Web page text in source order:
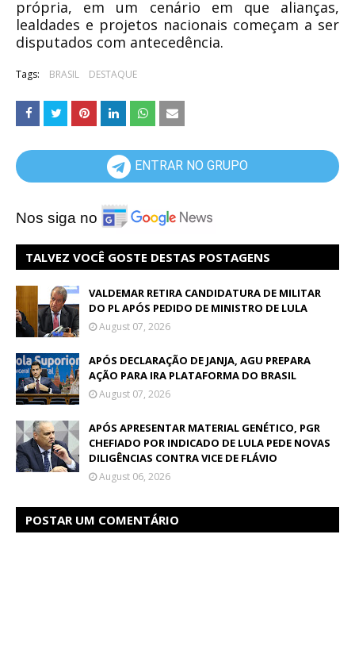
própria, em um cenário em que alianças,
lealdades e projetos nacionais começam a ser
disputados com antecedência.
Tags: BRASIL DESTAQUE
ENTRAR NO GRUPO
Nos siga no
TALVEZ VOCÊ GOSTE DESTAS POSTAGENS
VALDEMAR RETIRA CANDIDATURA DE MILITAR
DO PL APÓS PEDIDO DE MINISTRO DE LULA
August 07, 2026
APÓS DECLARAÇÃO DE JANJA, AGU PREPARA
AÇÃO PARA IRA PLATAFORMA DO BRASIL
August 07, 2026
APÓS APRESENTAR MATERIAL GENÉTICO, PGR
CHEFIADO POR INDICADO DE LULA PEDE NOVAS
DILIGÊNCIAS CONTRA VICE DE FLÁVIO
August 06, 2026
POSTAR UM COMENTÁRIO